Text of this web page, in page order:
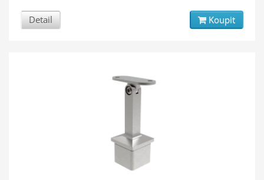
Detail Koupit